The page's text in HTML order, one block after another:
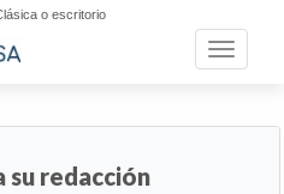
o escritorio
Toggle
su redacción